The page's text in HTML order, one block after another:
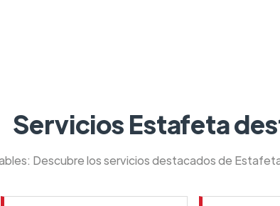
Servicios Estafeta
Descubre los servicios destacados de